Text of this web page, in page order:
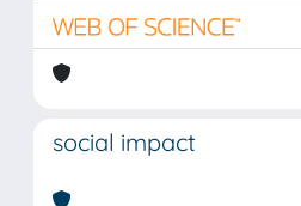
social impact